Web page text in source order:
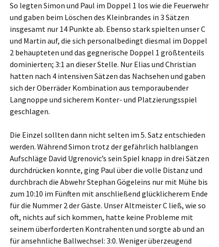
So legten Simon und Paul im Doppel 1 los wie die Feuerwehr
und gaben beim Löschen des Kleinbrandes in 3 Sätzen
insgesamt nur 14 Punkte ab. Ebenso stark spielten unser C
und Martin auf, die sich personalbedingt diesmal im Doppel
2 behaupteten und das gegnerische Doppel 1 größtenteils
dominierten; 3:1 an dieser Stelle. Nur Elias und Christian
hatten nach 4 intensiven Sätzen das Nachsehen und gaben
sich der Oberräder Kombination aus temporaubender
Langnoppe und sicherem Konter- und Platzierungsspiel
geschlagen.
Die Einzel sollten dann nicht selten im 5. Satz entschieden
werden. Während Simon trotz der gefährlich halblangen
Aufschläge David Ugrenovic’s sein Spiel knapp in drei Sätzen
durchdrücken konnte, ging Paul über die volle Distanz und
durchbrach die Abwehr Stephan Gögeleins nur mit Mühe bis
zum 10:10 im Fünften mit anschließend glücklicherem Ende
für die Nummer 2 der Gäste. Unser Altmeister C ließ, wie so
oft, nichts auf sich kommen, hatte keine Probleme mit
seinem überforderten Kontrahenten und sorgte ab und an
für ansehnliche Ballwechsel: 3:0. Weniger überzeugend